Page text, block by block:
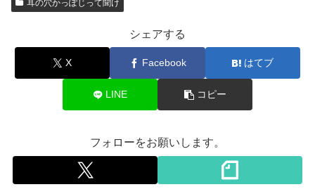
耳の穴かっぽじって聞け
シェアする
X Facebook はてブ
LINE コピー
フォローをお願いします。